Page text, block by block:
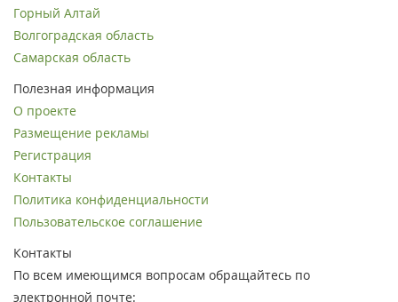
Горный Алтай
Волгоградская область
Самарская область
Полезная информация
О проекте
Размещение рекламы
Регистрация
Контакты
Политика конфиденциальности
Пользовательское соглашение
Контакты
По всем имеющимся вопросам обращайтесь по
электронной почте: